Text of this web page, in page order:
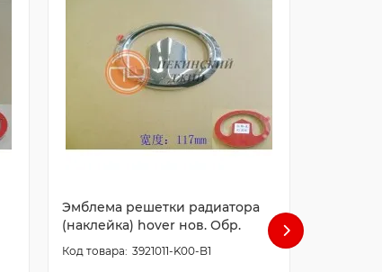
Эмблема решетки радиатора
(наклейка) hover нов. Обр.
3921011-K00-B1